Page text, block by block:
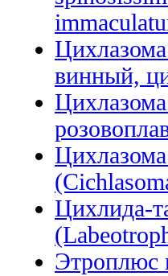
винный,
Цихлида-
Этроплюс